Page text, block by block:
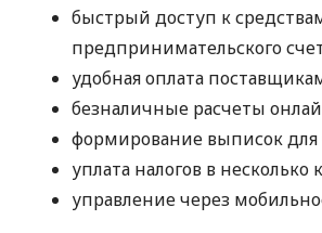
быстрый доступ к
предпринимательского
удобная оплата
безналичные расчеты
формирование выписок для
уплата налогов в несколько
управление через